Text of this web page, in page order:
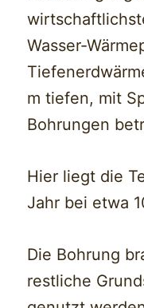
Wasser-
m tiefen, mit
Bohrungen
Hier liegt die
Jahr bei etwa
Die Bohrung
restliche